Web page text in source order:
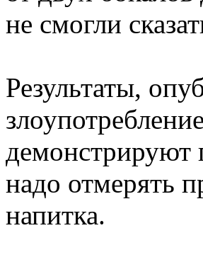
не смогли
Результаты,
демонстрируют
надо отмерять
напитка.